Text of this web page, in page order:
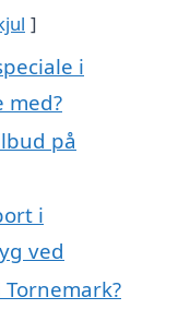
i
med?
på
i
ved